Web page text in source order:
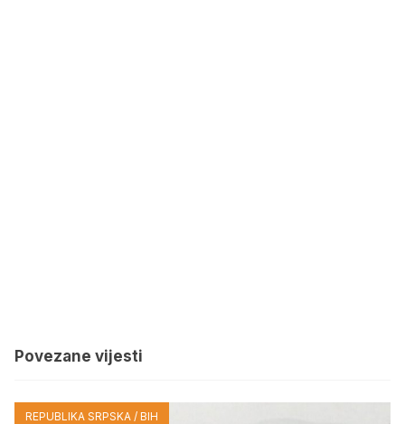
Povezane vijesti
REPUBLIKA SRPSKA / BIH